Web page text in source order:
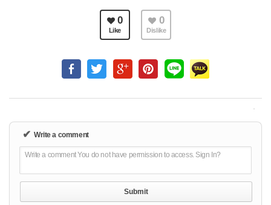
0
Like
0
Dislike
✔ Write a comment
Write a comment You do not have permission to access. Sign In?